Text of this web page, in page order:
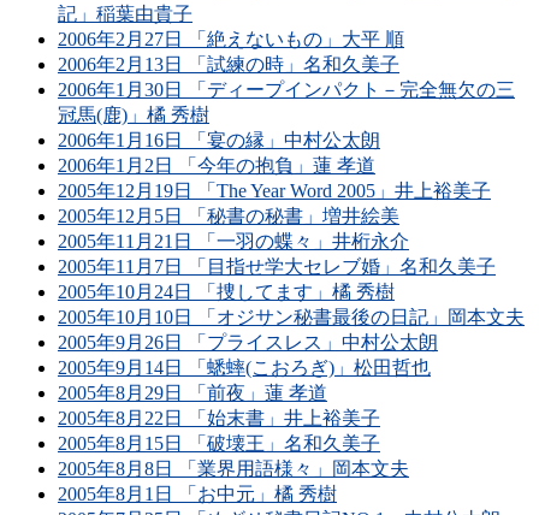
記」稲葉由貴子
2006年2月27日 「絶えないもの」大平 順
2006年2月13日 「試練の時」名和久美子
2006年1月30日 「ディープインパクト－完全無欠の三
冠馬(鹿)」橘 秀樹
2006年1月16日 「宴の縁」中村公太朗
2006年1月2日 「今年の抱負」蓮 孝道
2005年12月19日 「The Year Word 2005」井上裕美子
2005年12月5日 「秘書の秘書」増井絵美
2005年11月21日 「一羽の蝶々」井桁永介
2005年11月7日 「目指せ学大セレブ婚」名和久美子
2005年10月24日 「捜してます」橘 秀樹
2005年10月10日 「オジサン秘書最後の日記」岡本文夫
2005年9月26日 「プライスレス」中村公太朗
2005年9月14日 「蟋蟀(こおろぎ)」松田哲也
2005年8月29日 「前夜」蓮 孝道
2005年8月22日 「始末書」井上裕美子
2005年8月15日 「破壊王」名和久美子
2005年8月8日 「業界用語様々」岡本文夫
2005年8月1日 「お中元」橘 秀樹